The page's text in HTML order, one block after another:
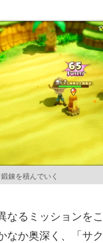
錬を積んでいく
なるミッションを
なか奥深く、「サ